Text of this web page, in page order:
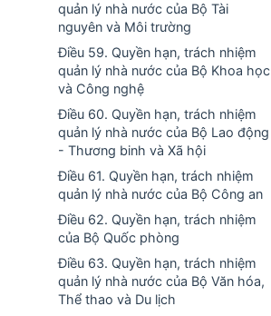
quản lý nhà nước của Bộ Tài
nguyên và Môi trường
Điều 59. Quyền hạn, trách nhiệm
quản lý nhà nước của Bộ Khoa học
và Công nghệ
Điều 60. Quyền hạn, trách nhiệm
quản lý nhà nước của Bộ Lao động
- Thương binh và Xã hội
Điều 61. Quyền hạn, trách nhiệm
quản lý nhà nước của Bộ Công an
Điều 62. Quyền hạn, trách nhiệm
của Bộ Quốc phòng
Điều 63. Quyền hạn, trách nhiệm
quản lý nhà nước của Bộ Văn hóa,
Thể thao và Du lịch